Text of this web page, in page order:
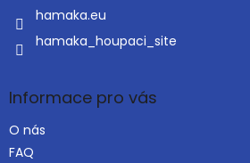
hamaka.eu
hamaka_houpaci_site
Informace pro vás
O nás
FAQ